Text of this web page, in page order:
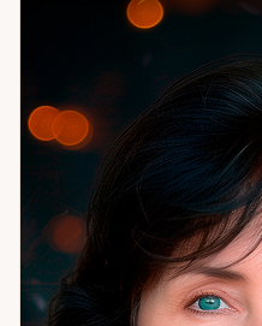
снова и снова
людьми, но одним и тем
механику и объясняю её
изменить. Отдельная
что стоит за изменой,
как это принять или
главное — не просто
стало понятнее и есть